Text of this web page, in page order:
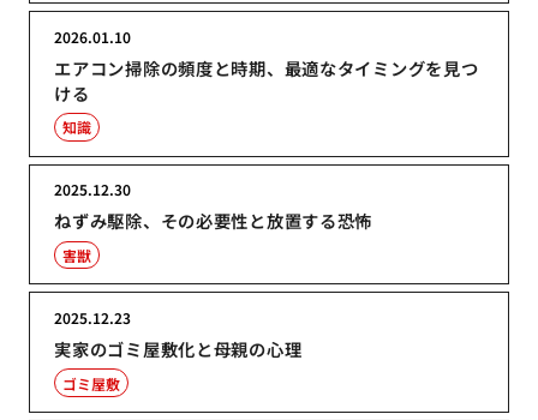
エアコン掃除の頻度と時期、最適なタイミングを見つ
ける
2026.01.10
知識
ねずみ駆除、その必要性と放置する恐怖
2025.12.30
害獣
実家のゴミ屋敷化と母親の心理
2025.12.23
ゴミ屋敷